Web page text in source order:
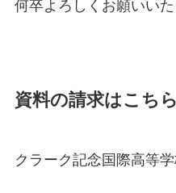
何卒よろしくお願いいた
資料の請求はこち
クラーク記念国際高等